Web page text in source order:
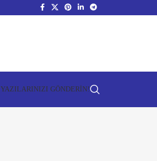
YAZILARINIZI GÖNDERİN!